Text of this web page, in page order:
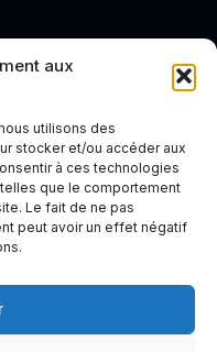
aux
utilisons des
stocker et/ou accéder aux
à ces technologies
que le comportement
Le fait de ne pas
peut avoir un effet négatif